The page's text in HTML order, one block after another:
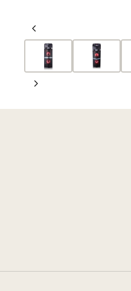
Vorherige
Folie
Nächste